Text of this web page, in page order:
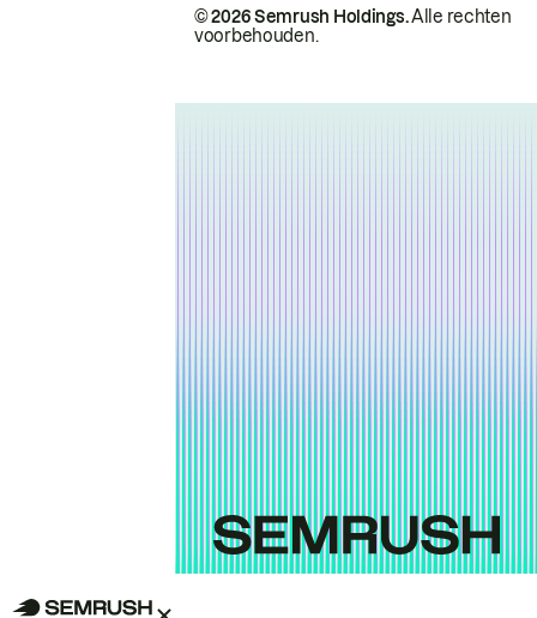
© 2026 Semrush Holdings.Alle rechten
voorbehouden.